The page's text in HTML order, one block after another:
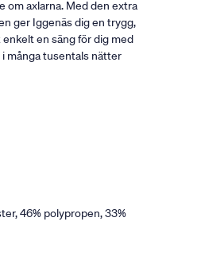
om axlarna. Med den extra
ger Iggenäs dig en trygg,
en säng för dig med
många tusentals nätter
46% polypropen, 33%